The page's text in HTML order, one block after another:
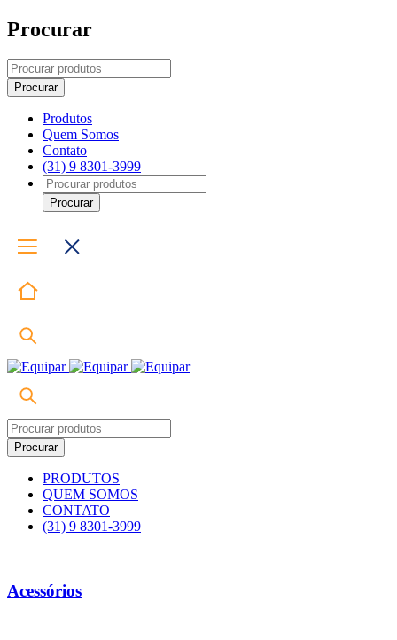
Procurar
Produtos
Quem Somos
Contato
(31) 9 8301-3999
PRODUTOS
QUEM SOMOS
CONTATO
(31) 9 8301-3999
Acessórios